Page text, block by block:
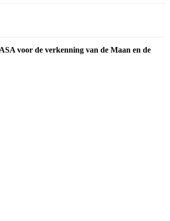
voor de verkenning van de Maan en de